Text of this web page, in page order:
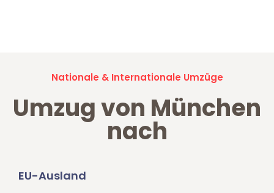
Nationale & Internationale Umzüge
Umzug von München
nach
EU-Ausland